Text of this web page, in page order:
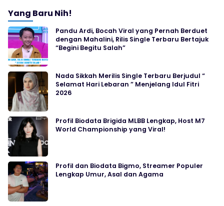
Yang Baru Nih!
Pandu Ardi, Bocah Viral yang Pernah Berduet
dengan Mahalini, Rilis Single Terbaru Bertajuk
“Begini Begitu Salah”
Nada Sikkah Merilis Single Terbaru Berjudul “
Selamat Hari Lebaran ” Menjelang Idul Fitri
2026
Profil Biodata Brigida MLBB Lengkap, Host M7
World Championship yang Viral!
Profil dan Biodata Bigmo, Streamer Populer
Lengkap Umur, Asal dan Agama